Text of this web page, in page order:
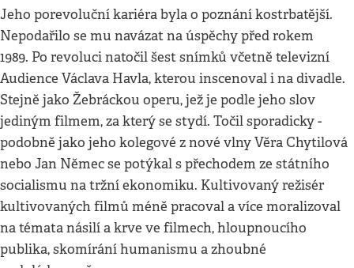
Jeho porevoluční kariéra byla o poznání kostrbatější.
Nepodařilo se mu navázat na úspěchy před rokem
1989. Po revoluci natočil šest snímků včetně televizní
Audience Václava Havla, kterou inscenoval i na divadle.
Stejně jako Žebráckou operu, jež je podle jeho slov
jediným filmem, za který se stydí. Točil sporadicky -
podobně jako jeho kolegové z nové vlny Věra Chytilová
nebo Jan Němec se potýkal s přechodem ze státního
socialismu na tržní ekonomiku. Kultivovaný režisér
kultivovaných filmů méně pracoval a více moralizoval
na témata násilí a krve ve filmech, hloupnoucího
publika, skomírání humanismu a zhoubné